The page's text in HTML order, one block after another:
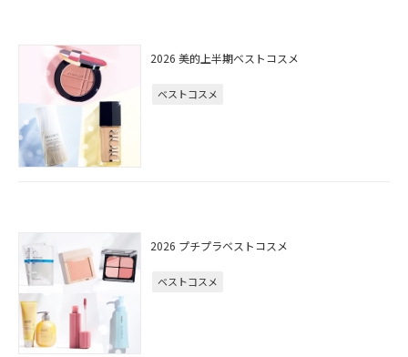
2026 美的上半期ベストコスメ
ベストコスメ
2026 プチプラベストコスメ
ベストコスメ